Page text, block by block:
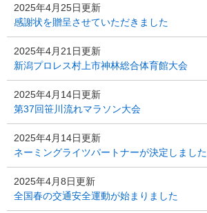
2025年4月25日更新
感謝状を贈呈させていただきました
2025年4月21日更新
新潟プロレス村上市神林総合体育館大会
2025年4月14日更新
第37回笹川流れマラソン大会
2025年4月14日更新
ネーミングライツパートナーが決定しました
2025年4月8日更新
全国春の交通安全運動が始まりました